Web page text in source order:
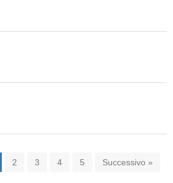
2 3 4 5 Successivo »